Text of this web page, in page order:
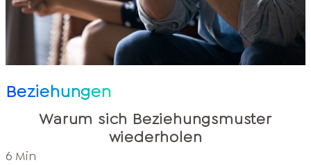
Beziehungen
Warum sich Beziehungsmuster
wiederholen
6 Min